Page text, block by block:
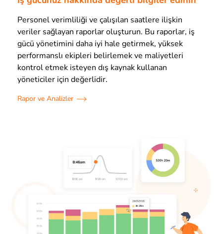
Personel verimliliği ve çalışılan saatlere ilişkin
veriler sağlayan raporlar oluşturun. Bu raporlar, iş
gücü yönetimini daha iyi hale getirmek, yüksek
performanslı ekipleri belirlemek ve maliyetleri
kontrol etmek isteyen dış kaynak kullanan
yöneticiler için değerlidir.
Rapor ve Analizler